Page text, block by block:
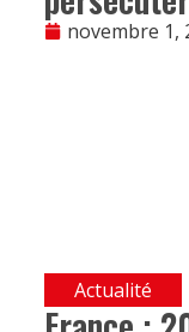
novembre 1,
Actualité